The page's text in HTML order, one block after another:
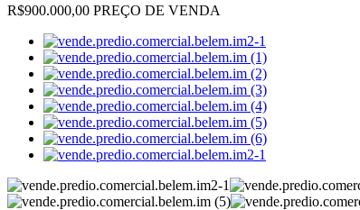
R$900.000,00 PREÇO DE VENDA